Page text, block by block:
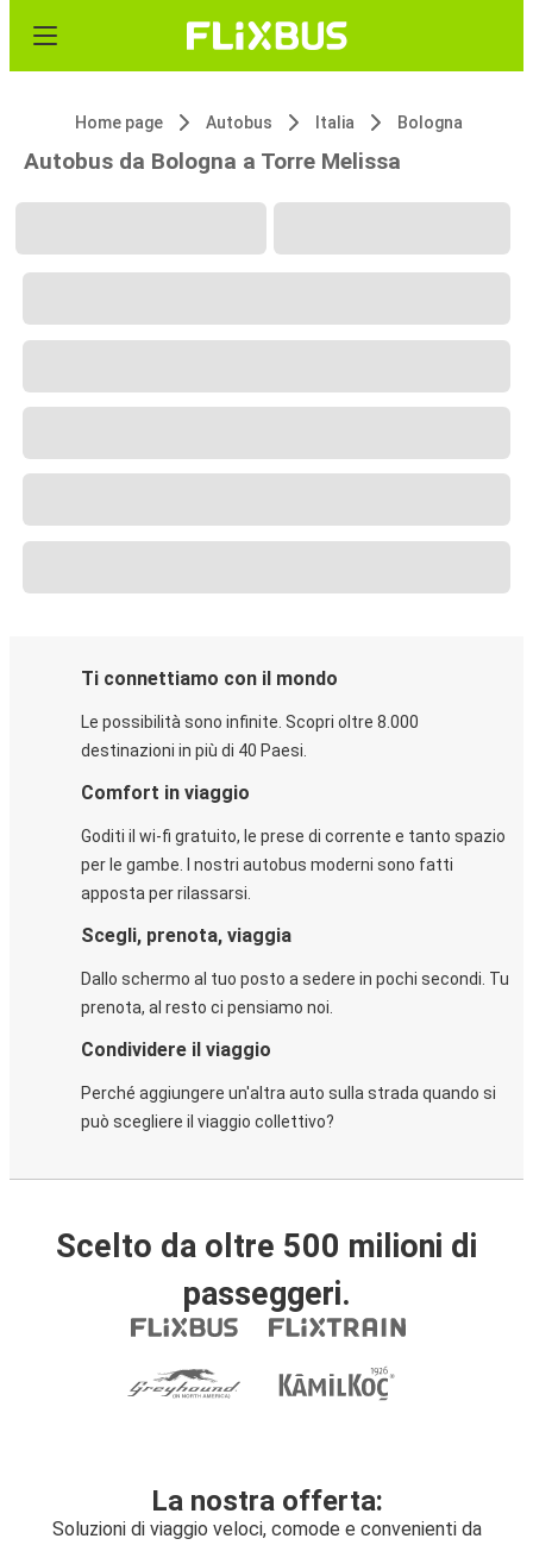
Home page Autobus Italia Bologna
Autobus da Bologna a Torre Melissa
Ti connettiamo con il mondo
Le possibilità sono infinite. Scopri oltre 8.000
destinazioni in più di 40 Paesi.
Comfort in viaggio
Goditi il wi-fi gratuito, le prese di corrente e tanto spazio
per le gambe. I nostri autobus moderni sono fatti
apposta per rilassarsi.
Scegli, prenota, viaggia
Dallo schermo al tuo posto a sedere in pochi secondi. Tu
prenota, al resto ci pensiamo noi.
Condividere il viaggio
Perché aggiungere un'altra auto sulla strada quando si
può scegliere il viaggio collettivo?
Scelto da oltre 500 milioni di
passeggeri.
La nostra offerta:
Soluzioni di viaggio veloci, comode e convenienti da